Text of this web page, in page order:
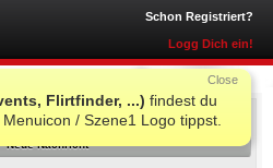
Schon Registriert?
Logg Dich ein!
Flirtfinder, ...) findest du
/ Szene1 Logo tippst.
Close
Als Freund
Neue Nachricht